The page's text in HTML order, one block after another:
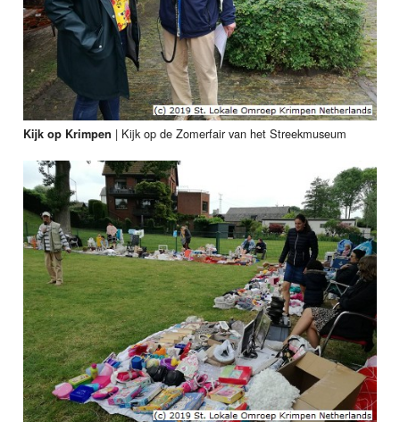
Kijk op Krimpen | Kijk op de Zomerfair van het Streekmuseum